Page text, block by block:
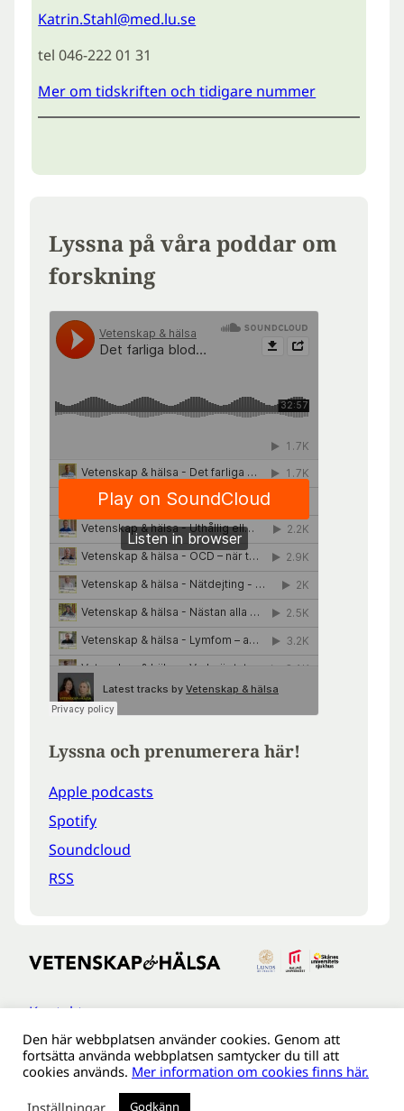
Katrin.Stahl@med.lu.se
tel 046-222 01 31
Mer om tidskriften och tidigare nummer
Lyssna på våra poddar om
forskning
Lyssna och prenumerera här!
Apple podcasts
Spotify
Soundcloud
RSS
Kontakt
Tillgänglighetsredogöreldse
Om webbplatsen
Behandling av personuppgifter
Den här webbplatsen använder cookies. Genom att
fortsätta använda webbplatsen samtycker du till att
cookies används. Mer information om cookies finns här.
Inställningar
Godkänn